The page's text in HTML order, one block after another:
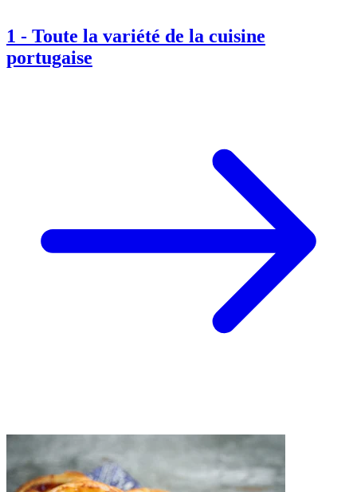
1 - Toute la variété de la cuisine
portugaise